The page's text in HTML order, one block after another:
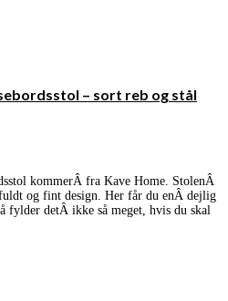
– sort reb og stål
kommerÂ fra Kave Home. StolenÂ
og fint design. Her får du enÂ dejlig
fylder detÂ ikke så meget, hvis du skal